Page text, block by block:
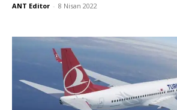
ANT Editor - 8 Nisan 2022